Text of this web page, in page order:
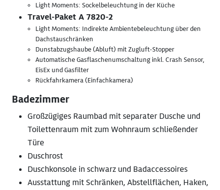
Light Moments: Sockelbeleuchtung in der Küche
Travel-Paket A 7820-2
Light Moments: Indirekte Ambientebeleuchtung über den
Dachstauschränken
Dunstabzugshaube (Abluft) mit Zugluft-Stopper
Automatische Gasflaschenumschaltung inkl. Crash Sensor,
EisEx und Gasfilter
Rückfahrkamera (Einfachkamera)
Badezimmer
Großzügiges Raumbad mit separater Dusche und
Toilettenraum mit zum Wohnraum schließender
Türe
Duschrost
Duschkonsole in schwarz und Badaccessoires
Ausstattung mit Schränken, Abstellflächen, Haken,